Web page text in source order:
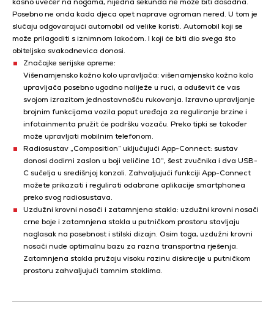
Posebno ne onda kada djeca opet naprave ogroman nered. U tom je
slučaju odgovarajući automobil od velike koristi. Automobil koji se
može prilagoditi s iznimnom lakoćom. I koji će biti dio svega što
obiteljska svakodnevica donosi.
Značajke serijske opreme:
Višenamjensko kožno kolo upravljača: višenamjensko kožno kolo
upravljača posebno ugodno naliježe u ruci, a oduševit će vas
svojom izrazitom jednostavnošću rukovanja. Izravno upravljanje
brojnim funkcijama vozila poput uređaja za reguliranje brzine i
infotainmenta pružit će podršku vozaču. Preko tipki se također
može upravljati mobilnim telefonom.
Radiosustav „Composition“ uključujući App-Connect: sustav
donosi dodirni zaslon u boji veličine 10“, šest zvučnika i dva USB-
C sučelja u središnjoj konzoli. Zahvaljujući funkciji App-Connect
možete prikazati i regulirati odabrane aplikacije smartphonea
preko svog radiosustava.
Uzdužni krovni nosači i zatamnjena stakla: uzdužni krovni nosači
crne boje i zatamnjena stakla u putničkom prostoru stavljaju
naglasak na posebnost i stilski dizajn. Osim toga, uzdužni krovni
nosači nude optimalnu bazu za razna transportna rješenja.
Zatamnjena stakla pružaju visoku razinu diskrecije u putničkom
prostoru zahvaljujući tamnim staklima.